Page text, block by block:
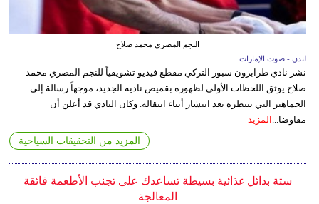
النجم المصري محمد صلاح
لندن - صوت الإمارات
نشر نادي طرابزون سبور التركي مقطع فيديو تشويقياً للنجم المصري محمد
صلاح يوثق اللحظات الأولى لظهوره بقميص ناديه الجديد، موجهاً رسالة إلى
الجماهير التي تنتظره بعد انتشار أنباء انتقاله. وكان النادي قد أعلن أن
مفاوضا... المزيد
المزيد من التحقيقات السياحية
ستة بدائل غذائية بسيطة تساعدك على تجنب الأطعمة فائقة
المعالجة